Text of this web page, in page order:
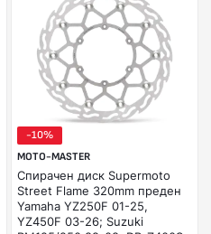
-10%
MOTO-MASTER
Спирачен диск Supermoto
Street Flame 320mm преден
Yamaha YZ250F 01-25,
YZ450F 03-26; Suzuki